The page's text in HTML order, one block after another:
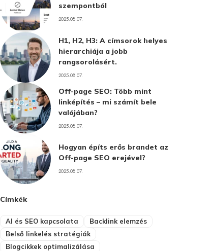
szempontból
2025.08.07.
H1, H2, H3: A címsorok helyes
hierarchiája a jobb
rangsorolásért.
2025.08.07.
Off-page SEO: Több mint
linképítés – mi számít bele
valójában?
2025.08.07.
Hogyan építs erős brandet az
Off-page SEO erejével?
2025.08.07.
Címkék
AI és SEO kapcsolata
Backlink elemzés
Belső linkelés stratégiák
Blogcikkek optimalizálása